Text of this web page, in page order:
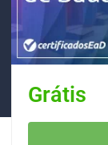
Grátis